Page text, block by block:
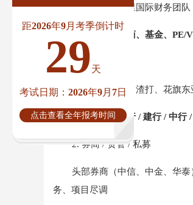
华为财经、阿里国际财务团队
四、银行、券商、基金、PE/
1. 银行
外资行：汇丰、渣打、花旗
中资大行（工行 / 建行 / 中行 /
2. 券商 / 资管 / 私募
头部券商（中信、中金、华
务、项目尽调
距2026年9月考季倒计时
29天
考试日期：2026年9月7日
点击查看全年报考时间